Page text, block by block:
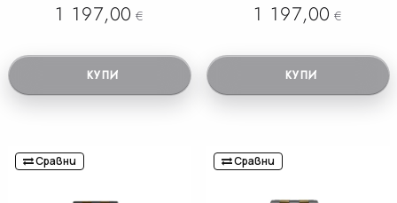
1 197,00 €
КУПИ
1 197,00 €
КУПИ
Сравни Сравни